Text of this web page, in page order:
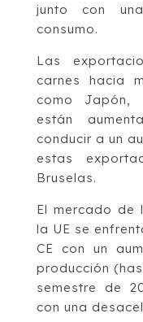
junto con
consumo.
Las
carnes hacia
como Japón,
están
conducir a un
estas
Bruselas.
El mercado de
la UE se
CE con un
producción
semestre de
con una